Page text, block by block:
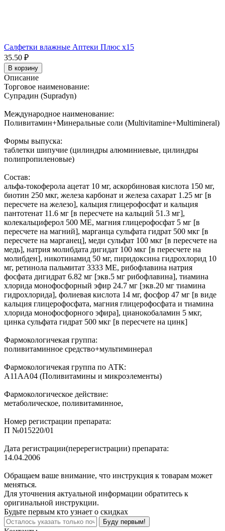
Салфетки влажные Аптеки Плюс x15
35.50 ₽
В корзину
Описание
Торговое наименование:
Супрадин (Supradyn)
Международное наименование:
Поливитамин+Минеральные соли (Multivitamine+Multimineral)
Формы выпуска:
таблетки шипучие (цилиндры алюминиевые, цилиндры
полипропиленовые)
Состав:
альфа-токоферола ацетат 10 мг, аскорбиновая кислота 150 мг,
биотин 250 мкг, железа карбонат и железа сахарат 1.25 мг [в
пересчете на железо], кальция глицерофосфат и кальция
пантотенат 11.6 мг [в пересчете на кальций 51.3 мг],
колекальциферол 500 МЕ, магния глицерофосфат 5 мг [в
пересчете на магний], марганца сульфата гидрат 500 мкг [в
пересчете на марганец], меди сульфат 100 мкг [в пересчете на
медь], натрия молибдата дигидат 100 мкг [в пересчете на
молибден], никотинамид 50 мг, пиридоксина гидрохлорид 10
мг, ретинола пальмитат 3333 МЕ, рибофлавина натрия
фосфата дигидрат 6.82 мг [экв.5 мг рибофлавина], тиамина
хлорида монофосфорный эфир 24.7 мг [экв.20 мг тиамина
гидрохлорида], фолиевая кислота 14 мг, фосфор 47 мг [в виде
кальция глицерофосфата, магния глицерофосфата и тиамина
хлорида монофосфорного эфира], цианокобаламин 5 мкг,
цинка сульфата гидрат 500 мкг [в пересчете на цинк]
Фармокологичекая группа:
поливитаминное средство+мультиминерал
Фармокологичекая группа по АТК:
A11AA04 (Поливитамины и микроэлементы)
Фармокологическое действие:
метаболическое, поливитаминное,
Номер регистрации препарата:
П №015220/01
Дата регистрации(перерегистрации) препарата:
14.04.2006
Обращаем ваше внимание, что инструкция к товарам может
меняться.
Для уточнения актуальной информации обратитесь к
оригинальной инструкции.
Будьте первым кто узнает о скидках
Буду первым!